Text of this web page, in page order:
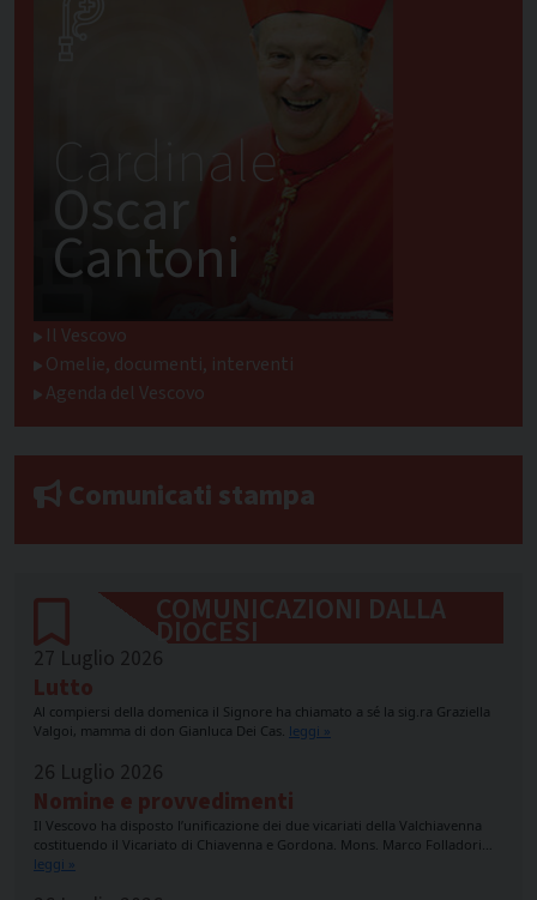
Cardinale
Oscar
Cantoni
Il Vescovo
Omelie, documenti, interventi
Agenda del Vescovo
Comunicati stampa
COMUNICAZIONI DALLA
DIOCESI
27 Luglio 2026
Lutto
Al compiersi della domenica il Signore ha chiamato a sé la sig.ra Graziella
Valgoi, mamma di don Gianluca Dei Cas. leggi »
26 Luglio 2026
Nomine e provvedimenti
Il Vescovo ha disposto l’unificazione dei due vicariati della Valchiavenna
costituendo il Vicariato di Chiavenna e Gordona. Mons. Marco Folladori…
leggi »